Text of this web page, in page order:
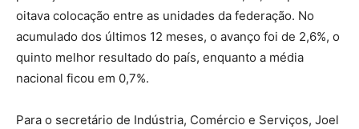
oitava colocação entre as unidades da federação. No
acumulado dos últimos 12 meses, o avanço foi de 2,6%, o
quinto melhor resultado do país, enquanto a média
nacional ficou em 0,7%.
Para o secretário de Indústria, Comércio e Serviços, Joel